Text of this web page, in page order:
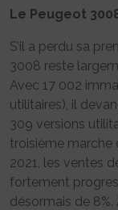
Le Peugeot
S’il a perdu sa
3008 reste
Avec 17 002
utilitaires), il
309 versions
troisième marche
2021, les ventes
fortement
désormais de